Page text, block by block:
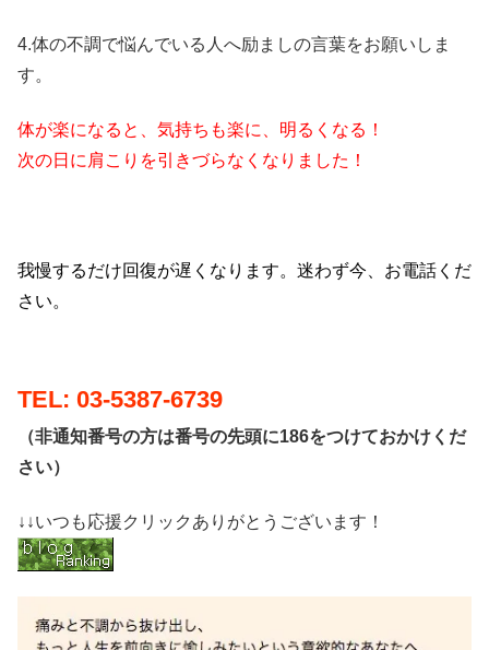
4.体の不調で悩んでいる人へ励ましの言葉をお願いしま
す。
体が楽になると、気持ちも楽に、明るくなる！
次の日に肩こりを引きづらなくなりました！
我慢するだけ回復が遅くなります。迷わず今、お電話くだ
さい。
TEL: 03-5387-6739
（非通知番号の方は番号の先頭に186をつけておかけくだ
さい）
↓↓いつも応援クリックありがとうございます！